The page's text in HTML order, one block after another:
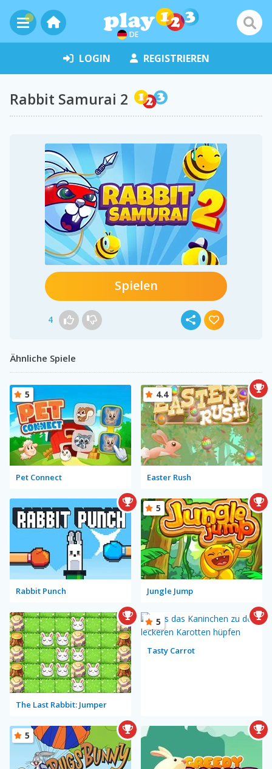
DE
LOGIN REGISTRIEREN
Rabbit Samurai 2
Spielen
4
Ähnliche Spiele
Pet Connect
5
Easter Rush
4.4
Rabbit Punch Jungle Jump
5
The Last Rabbit: Jumper
Tasty Carrot
5
5